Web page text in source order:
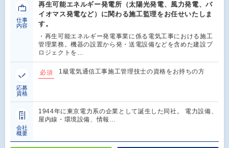
仕事
内容
再生可能エネルギー発電所（太陽光発電、風力発電、バ
イオマス発電など）に関わる施工監理をお任せいたしま
す。
・再生可能エネルギー発電事業に係る電気工事における施工
管理業務。機器の設置から発・送電設備などを含めた建設プ
ロジェクトを…
応募
資格
必須 1級電気通信工事施工管理技士の資格をお持ちの方
会社
概要
1944年に東京電力系の企業として誕生した同社。 電力設備、
屋内線・環境設備、情報…